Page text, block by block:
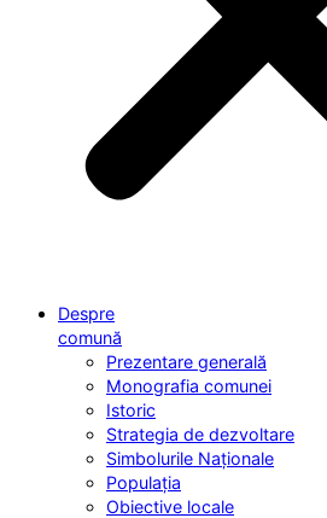
Despre
comună
Prezentare generală
Monografia comunei
Istoric
Strategia de dezvoltare
Simbolurile Naționale
Populația
Obiective locale